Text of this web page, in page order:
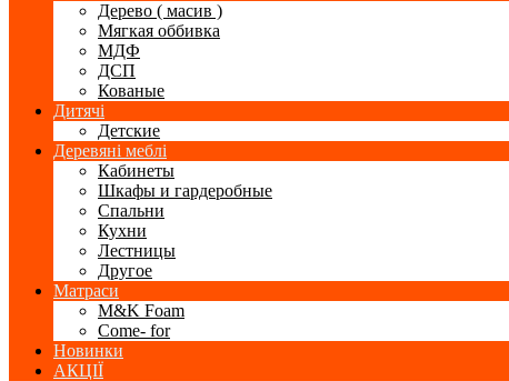
Дерево ( масив )
Мягкая оббивка
МДФ
ДСП
Кованые
Дитячі
Детские
Деревяні меблі
Кабинеты
Шкафы и гардеробные
Спальни
Кухни
Лестницы
Другое
Матраси
M&K Foam
Come- for
Новинки
АКЦІЇ